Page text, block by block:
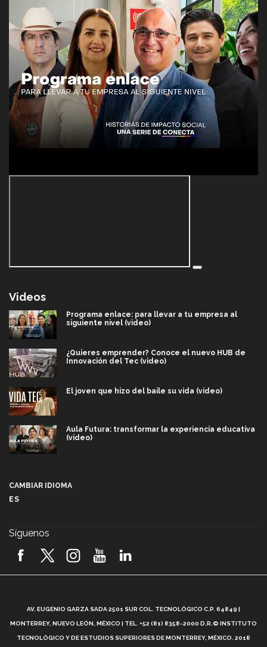
Videos
Programa enlace: para llevar a tu empresa al
siguiente nivel (video)
¿Quieres emprender? Conoce el nuevo HUB de
Innovación del Tec (video)
El joven que hizo del baile su vida (video)
Aula Futura: transformar la experiencia educativa
(video)
2026! (video)
¿Cómo es el Modelo Educativo Tec? (video)
CAMBIAR IDIOMA
ES
Síguenos
AV. EUGENIO GARZA SADA 2501 SUR COL. TECNOLÓGICO C.P. 64849 |
MONTERREY, NUEVO LEÓN, MÉXICO | TEL. +52 (81) 8358-2000 D.R.© INSTITUTO
TECNOLÓGICO Y DE ESTUDIOS SUPERIORES DE MONTERREY, MÉXICO. 2018